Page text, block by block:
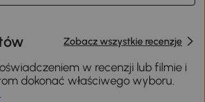
Zobacz wszystkie recenzje
w recenzji lub filmie i
dokonać właściwego wyboru.
.